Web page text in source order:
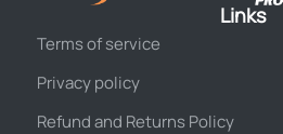
Links
Terms of service
Privacy policy
Refund and Returns Policy